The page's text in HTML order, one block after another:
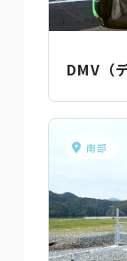
DMV（
南部